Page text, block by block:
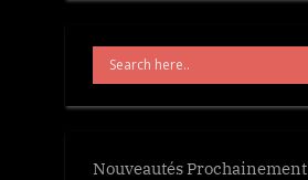
Nouveautés Prochainement